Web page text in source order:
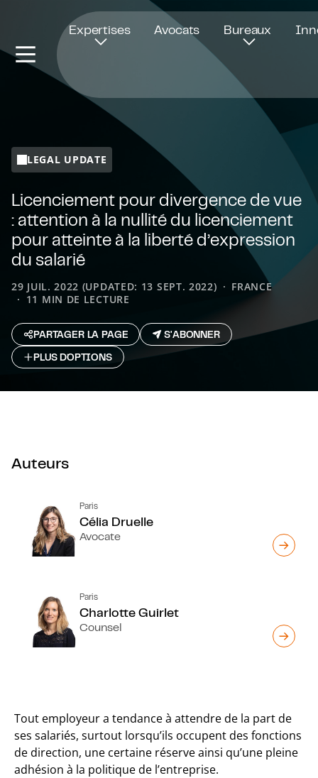
Expertises Avocats Bureaux
LEGAL UPDATE
Licenciement pour divergence de vue
: attention à la nullité du licenciement
pour atteinte à la liberté d’expression
du salarié
29 JUIL. 2022 (UPDATED: 13 SEPT. 2022)
FRANCE
11 MIN DE LECTURE
PARTAGER LA PAGE
S'ABONNER
PLUS D`OPTIONS
Auteurs
Paris
Célia Druelle
Avocate
Paris
Charlotte Guirlet
Counsel
Tout employeur a tendance à attendre de la part de
ses salariés, surtout lorsqu’ils occupent des fonctions
de direction, une certaine réserve ainsi qu’une pleine
adhésion à la politique de l’entreprise.
Ouvre dans une nouvelle fenêtre